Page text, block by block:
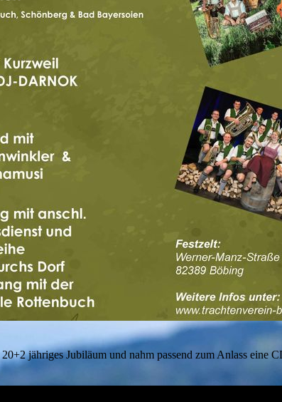
jähriges Jubiläum und nahm passend zum Anlass eine